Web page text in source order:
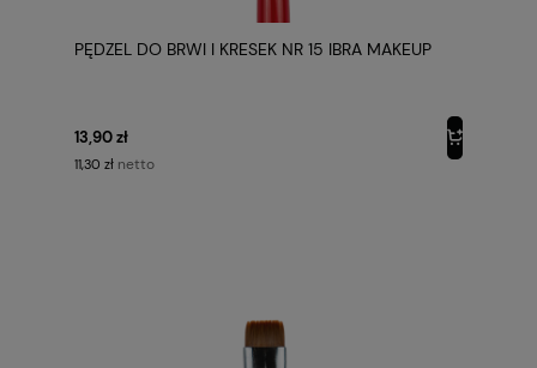
PĘDZEL DO BRWI I KRESEK NR 15 IBRA MAKEUP
13,90 zł
11,30 zł netto